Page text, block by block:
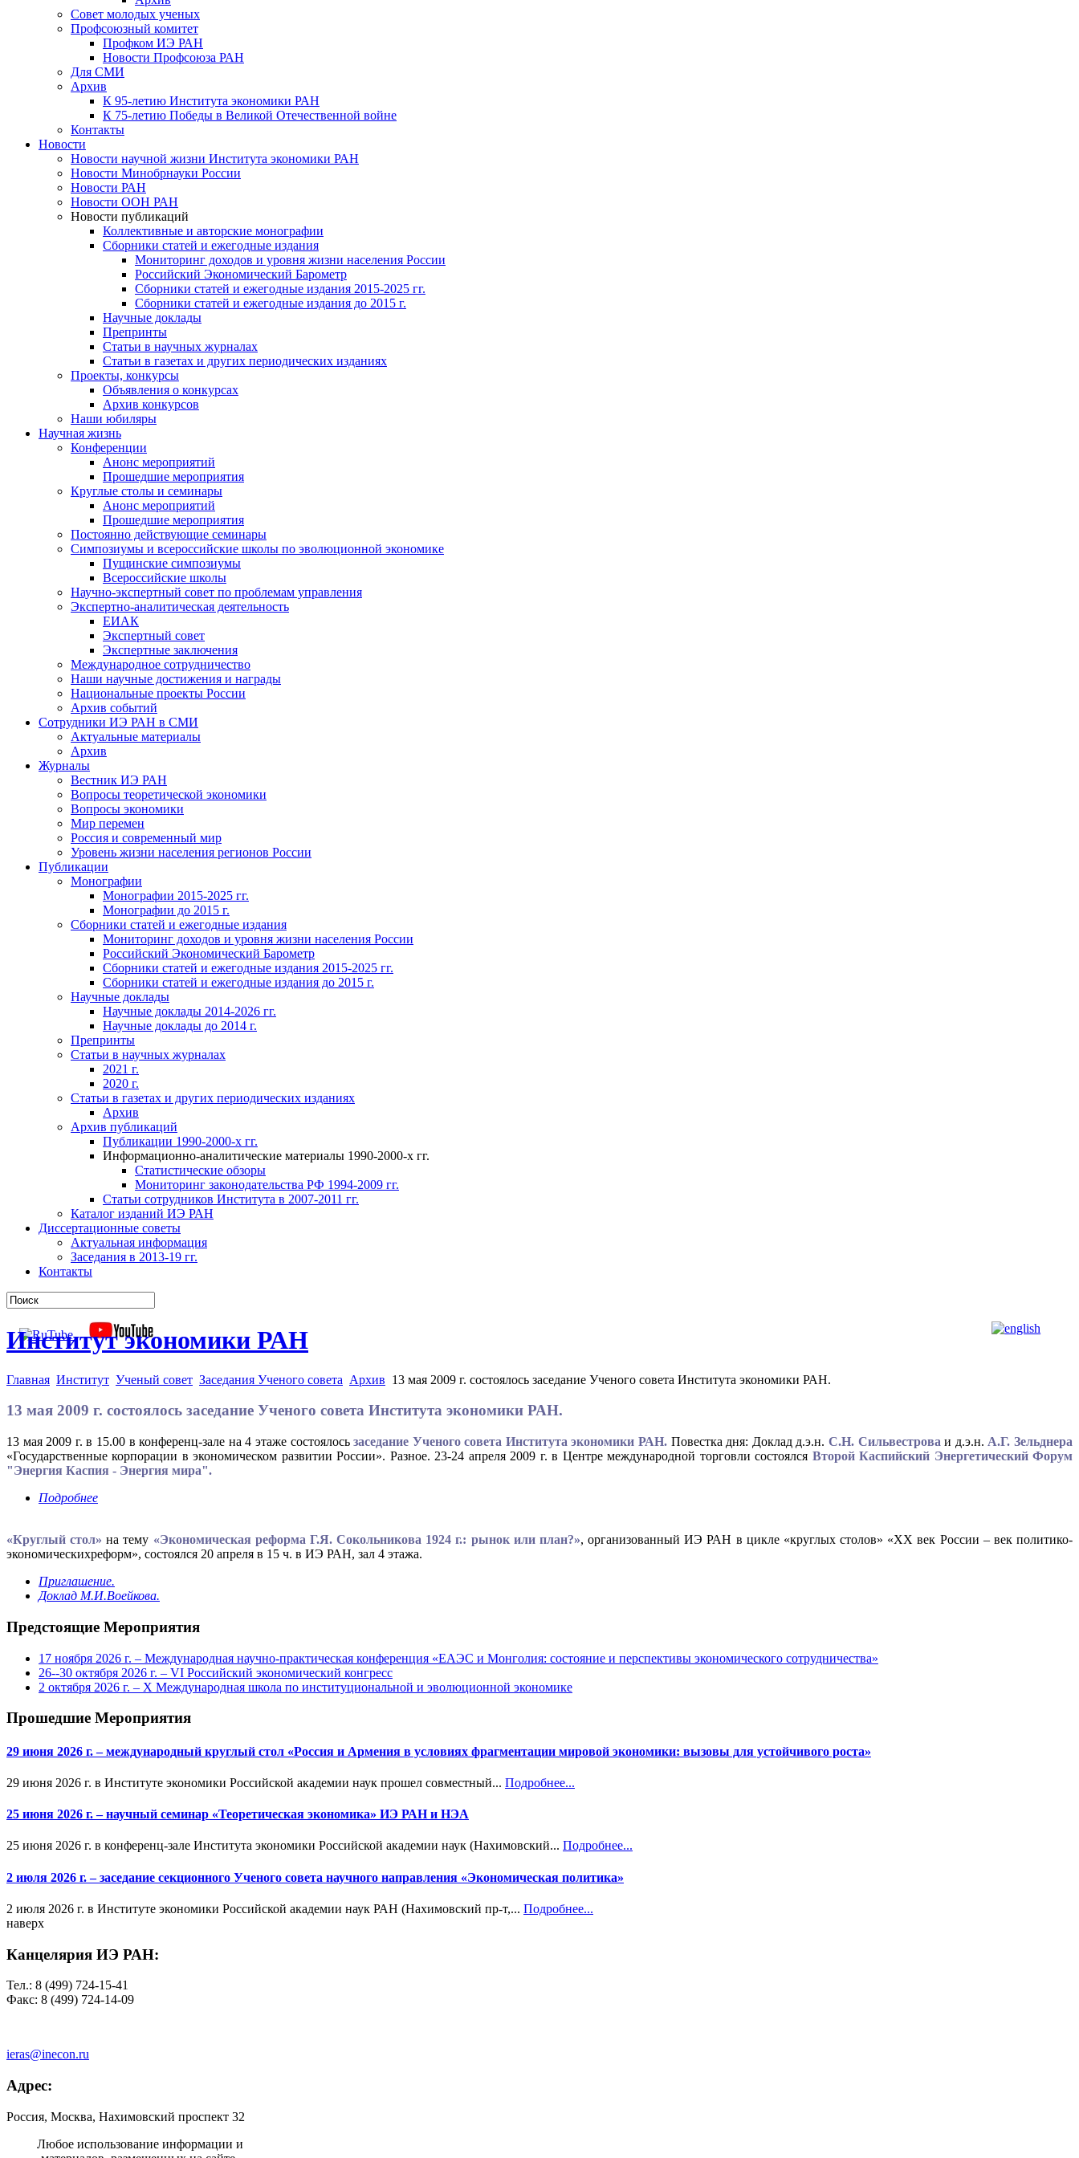
Совет молодых ученых
Профсоюзный комитет
Профком ИЭ РАН
Новости Профсоюза РАН
Для СМИ
Архив
К 95-летию Института экономики РАН
К 75-летию Победы в Великой Отечественной войне
Контакты
Новости
Новости научной жизни Института экономики РАН
Новости Минобрнауки России
Новости РАН
Новости ООН РАН
Новости публикаций
Коллективные и авторские монографии
Сборники статей и ежегодные издания
Мониторинг доходов и уровня жизни населения России
Российский Экономический Барометр
Сборники статей и ежегодные издания 2015-2025 гг.
Сборники статей и ежегодные издания до 2015 г.
Научные доклады
Препринты
Статьи в научных журналах
Статьи в газетах и других периодических изданиях
Проекты, конкурсы
Объявления о конкурсах
Архив конкурсов
Наши юбиляры
Научная жизнь
Конференции
Анонс мероприятий
Прошедшие мероприятия
Круглые столы и семинары
Анонс мероприятий
Прошедшие мероприятия
Постоянно действующие семинары
Симпозиумы и всероссийские школы по эволюционной экономике
Пущинские симпозиумы
Всероссийские школы
Научно-экспертный совет по проблемам управления
Экспертно-аналитическая деятельность
ЕИАК
Экспертный совет
Экспертные заключения
Международное сотрудничество
Наши научные достижения и награды
Национальные проекты России
Архив событий
Сотрудники ИЭ РАН в СМИ
Актуальные материалы
Архив
Журналы
Вестник ИЭ РАН
Вопросы теоретической экономики
Вопросы экономики
Мир перемен
Россия и современный мир
Уровень жизни населения регионов России
Публикации
Монографии
Монографии 2015-2025 гг.
Монографии до 2015 г.
Сборники статей и ежегодные издания
Мониторинг доходов и уровня жизни населения России
Российский Экономический Барометр
Сборники статей и ежегодные издания 2015-2025 гг.
Сборники статей и ежегодные издания до 2015 г.
Научные доклады
Научные доклады 2014-2026 гг.
Научные доклады до 2014 г.
Препринты
Статьи в научных журналах
2021 г.
2020 г.
Статьи в газетах и других периодических изданиях
Архив
Архив публикаций
Публикации 1990-2000-х гг.
Информационно-аналитические материалы 1990-2000-х гг.
Статистические обзоры
Мониторинг законодательства РФ 1994-2009 гг.
Статьи сотрудников Института в 2007-2011 гг.
Каталог изданий ИЭ РАН
Диссертационные советы
Актуальная информация
Заседания в 2013-19 гг.
Контакты
Институт экономики РАН
Главная Институт Ученый совет Заседания Ученого совета Архив 13 мая 2009 г. состоялось заседание Ученого совета Института экономики РАН.
13 мая 2009 г. состоялось заседание Ученого совета Института экономики РАН.
13 мая 2009 г. в 15.00 в конференц-зале на 4 этаже состоялосьзаседание Ученого совета Института экономики РАН. Повестка дня: Доклад д.э.н. С.Н. Сильвестрова и д.э.н. А.Г. Зельднера
«Государственные корпорации в экономическом развитии России». Разное. 23-24 апреля 2009 г. в Центре международной торговли состоялся Второй Каспийский Энергетический Форум
"Энергия Каспия - Энергия мира".
Подробнее
«Круглый стол» на тему «Экономическая реформа Г.Я. Сокольникова 1924 г.: рынок или план?», организованный ИЭ РАН в цикле «круглых столов» «ХХ век России – век политико-
экономическихреформ», состоялся 20 апреля в 15 ч. в ИЭ РАН, зал 4 этажа.
Приглашение.
Доклад М.И.Воейкова.
Предстоящие Мероприятия
17 ноября 2026 г. – Международная научно-практическая конференция «ЕАЭС и Монголия: состояние и перспективы экономического сотрудничества»
26--30 октября 2026 г. – VI Российский экономический конгресс
2 октября 2026 г. – X Международная школа по институциональной и эволюционной экономике
Прошедшие Мероприятия
29 июня 2026 г. – международный круглый стол «Россия и Армения в условиях фрагментации мировой экономики: вызовы для устойчивого роста»
29 июня 2026 г. в Институте экономики Российской академии наук прошел совместный... Подробнее...
25 июня 2026 г. – научный семинар «Теоретическая экономика» ИЭ РАН и НЭА
25 июня 2026 г. в конференц-зале Института экономики Российской академии наук (Нахимовский... Подробнее...
2 июля 2026 г. – заседание секционного Ученого совета научного направления «Экономическая политика»
2 июля 2026 г. в Институте экономики Российской академии наук РАН (Нахимовский пр-т,... Подробнее...
наверх
Канцелярия ИЭ РАН:
Тел.: 8 (499) 724-15-41
Факс: 8 (499) 724-14-09
ieras@inecon.ru
Адрес:
Россия, Москва, Нахимовский проспект 32
Любое использование информации и